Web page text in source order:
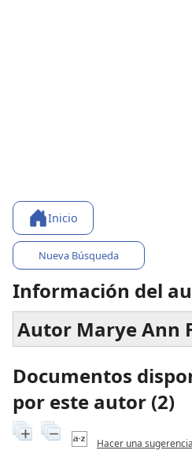
Inicio
Nueva Búsqueda
Información del
Autor Marye Ann
Documentos
por este autor (2)
Hacer una sugerencia